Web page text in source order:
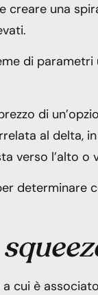
una
di
di
al delta,
verso l’alto o
determinare
cui è